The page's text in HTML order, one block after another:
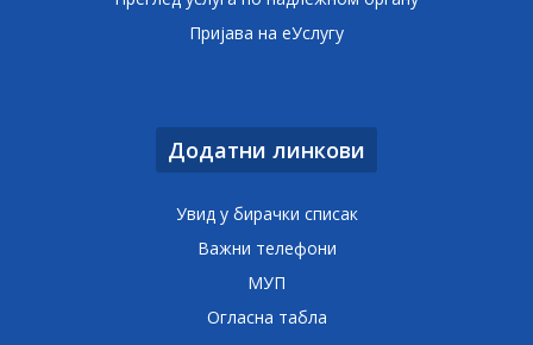
Пријава на еУслугу
Додатни линкови
Увид у бирачки списак
Важни телефони
МУП
Огласна табла